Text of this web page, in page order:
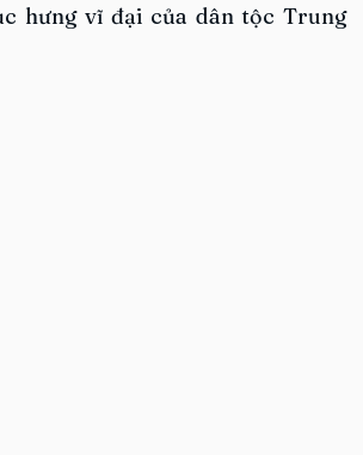
hưng vĩ đại của dân tộc Trung